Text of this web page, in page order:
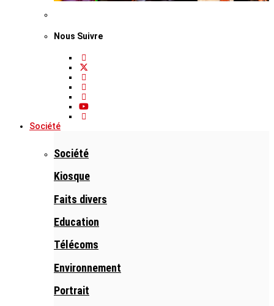
Nous Suivre
Société
Société
Kiosque
Faits divers
Education
Télécoms
Environnement
Portrait